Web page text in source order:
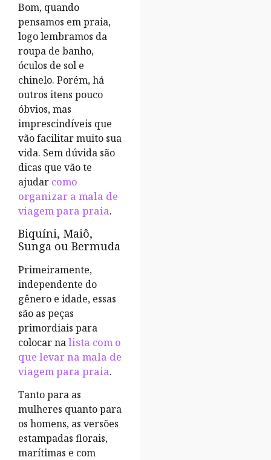
Bom, quando
pensamos em praia,
logo lembramos da
roupa de banho,
óculos de sol e
chinelo. Porém, há
outros itens pouco
óbvios, mas
imprescindíveis que
vão facilitar muito sua
vida. Sem dúvida são
dicas que vão te
ajudar como
organizar a mala de
viagem para praia.
Biquíni, Maiô,
Sunga ou Bermuda
Primeiramente,
independente do
gênero e idade, essas
são as peças
primordiais para
colocar nalista com o
que levar na mala de
viagem para praia.
Tanto para as
mulheres quanto para
os homens, as versões
estampadas florais,
marítimas e com